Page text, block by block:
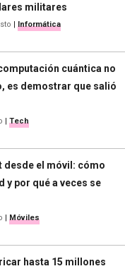
militares
| Informática
cuántica no
es demostrar que salió
| Tech
desde el móvil: cómo
y por qué a veces se
| Móviles
hasta 15 millones